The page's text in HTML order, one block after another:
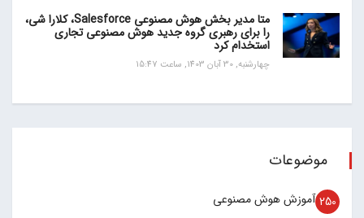
متا مدیر بخش هوش مصنوعی Salesforce، کلارا شی،
را برای رهبری گروه جدید هوش مصنوعی تجاری
استخدام کرد
چهارشنبه, 30 آبان 1403, ساعت 15:47
موضوعات
آموزش هوش مصنوعی 250